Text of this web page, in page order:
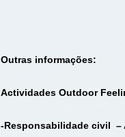
Outras informações:
Actividades Outdoor
-Responsabilidade civil –